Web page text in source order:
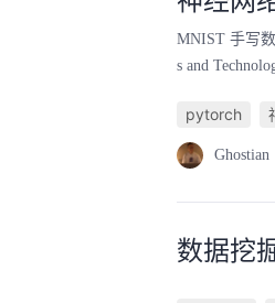
MNIST 手写
s and
pytorch
Ghostian
数据挖